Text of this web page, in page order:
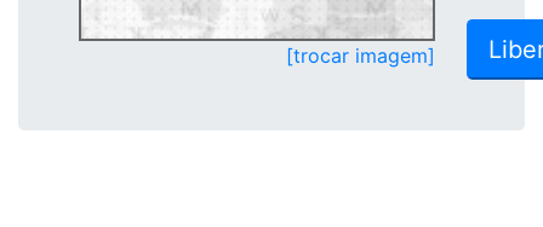
[trocar imagem]